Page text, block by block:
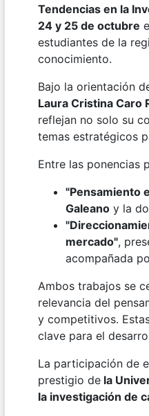
Tendencias en la
24 y 25 de octubre
estudiantes de la
conocimiento.
Bajo la orientación
Laura Cristina Caro
reflejan no solo su
temas estratégicos
Entre las ponencias
"Pensamiento
Galeano y la
mercado",
acompañada
Ambos trabajos se
relevancia del
y competitivos.
clave para el
La participación de
prestigio de la
la investigación de